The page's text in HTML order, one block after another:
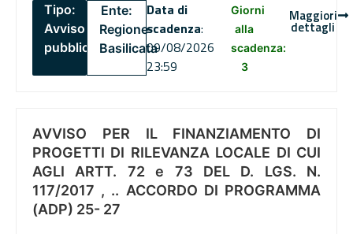
Tipo:
Avviso
pubblico
Ente:
Regione
Basilicata
Data di
scadenza:
09/08/2026
23:59
Giorni
alla
scadenza:
3
Maggiori
dettagli
AVVISO PER IL FINANZIAMENTO DI
PROGETTI DI RILEVANZA LOCALE DI CUI
AGLI ARTT. 72 e 73 DEL D. LGS. N.
117/2017 , .. ACCORDO DI PROGRAMMA
(ADP) 25- 27